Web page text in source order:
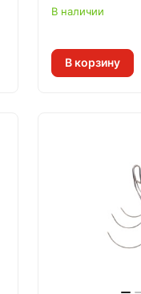
В наличии
В корзину